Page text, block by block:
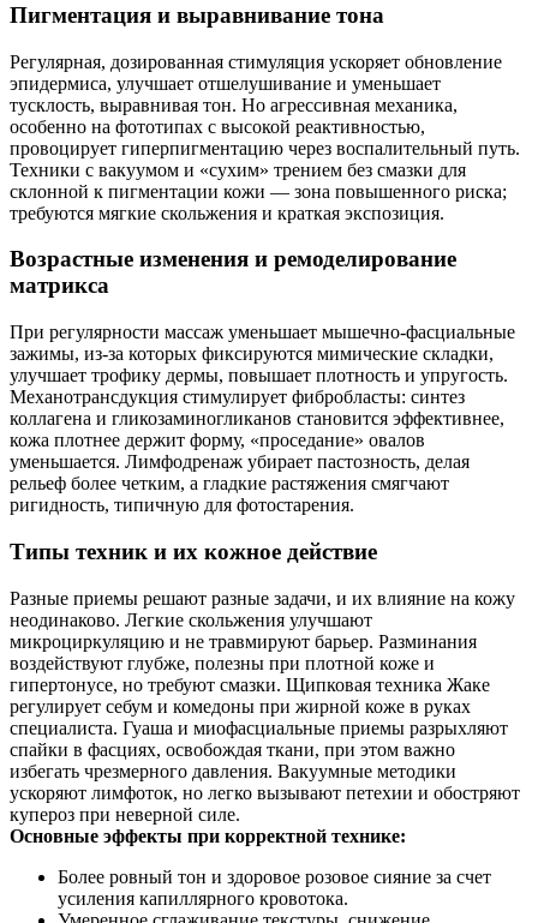
Пигментация и выравнивание тона
Регулярная, дозированная стимуляция ускоряет обновление
эпидермиса, улучшает отшелушивание и уменьшает
тусклость, выравнивая тон. Но агрессивная механика,
особенно на фототипах с высокой реактивностью,
провоцирует гиперпигментацию через воспалительный путь.
Техники с вакуумом и «сухим» трением без смазки для
склонной к пигментации кожи — зона повышенного риска;
требуются мягкие скольжения и краткая экспозиция.
Возрастные изменения и ремоделирование
матрикса
При регулярности массаж уменьшает мышечно-фасциальные
зажимы, из-за которых фиксируются мимические складки,
улучшает трофику дермы, повышает плотность и упругость.
Механотрансдукция стимулирует фибробласты: синтез
коллагена и гликозаминогликанов становится эффективнее,
кожа плотнее держит форму, «проседание» овалов
уменьшается. Лимфодренаж убирает пастозность, делая
рельеф более четким, а гладкие растяжения смягчают
ригидность, типичную для фотостарения.
Типы техник и их кожное действие
Разные приемы решают разные задачи, и их влияние на кожу
неодинаково. Легкие скольжения улучшают
микроциркуляцию и не травмируют барьер. Разминания
воздействуют глубже, полезны при плотной коже и
гипертонусе, но требуют смазки. Щипковая техника Жаке
регулирует себум и комедоны при жирной коже в руках
специалиста. Гуаша и миофасциальные приемы разрыхляют
спайки в фасциях, освобождая ткани, при этом важно
избегать чрезмерного давления. Вакуумные методики
ускоряют лимфоток, но легко вызывают петехии и обостряют
купероз при неверной силе.
Основные эффекты при корректной технике:
Более ровный тон и здоровое розовое сияние за счет
усиления капиллярного кровотока.